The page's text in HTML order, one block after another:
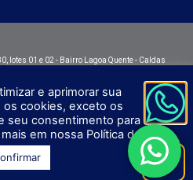
lotes 01 e 02 - Bairro Lagoa Quente - Caldas
do Sul
e aprimorar sua
os cookies, exceto os
seu consentimento para
em nossa Política de